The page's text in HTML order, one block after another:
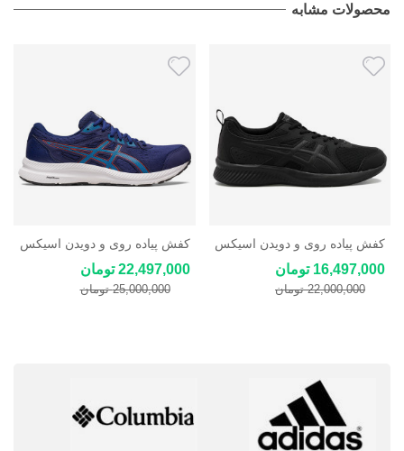
محصولات مشابه
کفش پیاده روی و دویدن اسیکس
ASICS Stormer LS 2
16,497,000 تومان
22,000,000 تومان
کفش پیاده روی و دویدن اسیکس
Asics Gel-Contend 8
22,497,000 تومان
25,000,000 تومان